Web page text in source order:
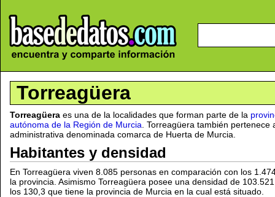
Torreagüera
Torreagüera es una de la localidades que forman parte de la
autónoma de la Región de Murcia . Torreagüera también
administrativa denominada comarca de Huerta de Murcia.
Habitantes y densidad
En Torreagüera viven 8.085 personas en comparación con los
la provincia. Asimismo Torreagüera posee una densidad de
los 130,3 que tiene la provincia de Murcia en la cual está situado.